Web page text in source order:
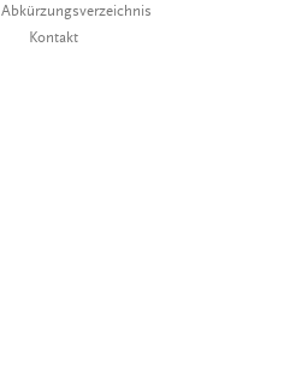
Abkürzungsverzeichnis
Kontakt